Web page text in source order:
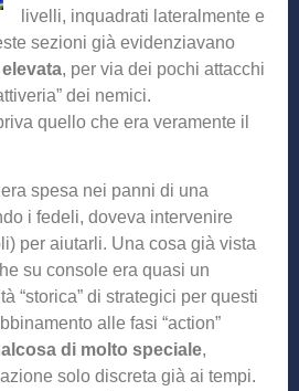
livelli, inquadrati lateralmente e
sezioni già evidenziavano
, per via dei pochi attacchi
dei nemici.
quello che era veramente il
spesa nei panni di una
i fedeli, doveva intervenire
per aiutarli. Una cosa già vista
su console era quasi un
“storica” di strategici per questi
alle fasi “action”
di molto speciale,
solo discreta già ai tempi.